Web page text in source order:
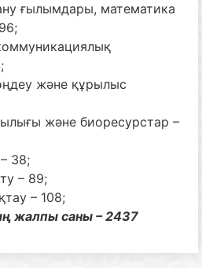
ғылымдары, математика
және құрылыс
және биоресурстар –
38;
– 89;
– 108;
жалпы саны – 2437